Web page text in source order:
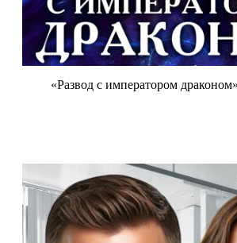
«Развод с императором